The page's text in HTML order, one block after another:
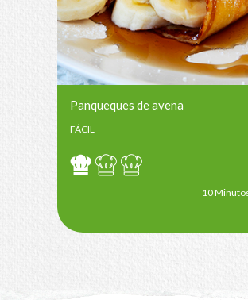
Panqueques de avena
FÁCIL
10